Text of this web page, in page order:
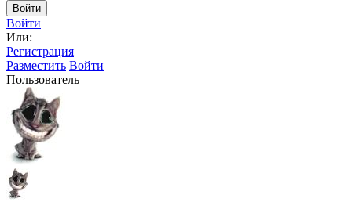
Войти
Войти
Или:
Регистрация
Разместить Войти
Пользователь